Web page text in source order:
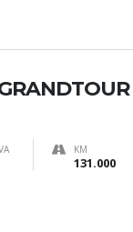
KM
131.000